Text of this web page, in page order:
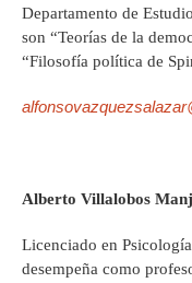
Departamento de
son “Teorías de la
“Filosofía política de
Alberto Villalobos
Licenciado en
desempeña como